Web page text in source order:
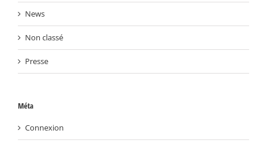
News
Non classé
Presse
Méta
Connexion